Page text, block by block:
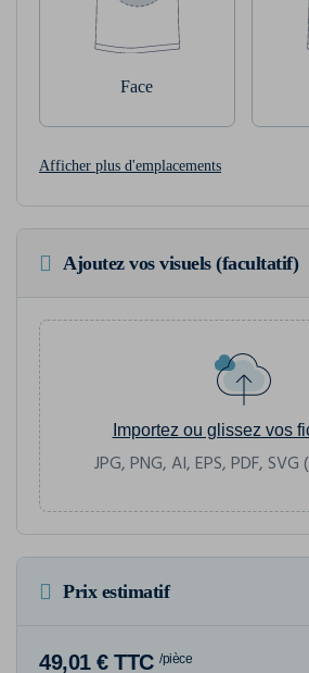
Face
Afficher plus d'emplacements
Ajoutez vos visuels (facultatif)
Importez ou glissez vos
JPG, PNG, AI, EPS, PDF,
Prix estimatif
49,01 € TTC /pièce